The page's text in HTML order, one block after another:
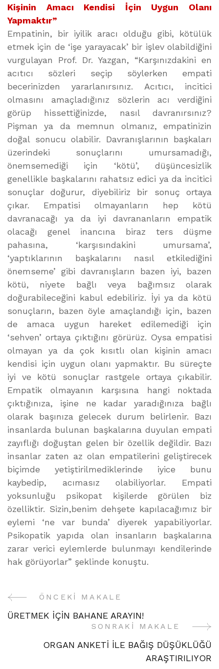
Kişinin Amacı Kendisi İçin Uygun Olanı
Yapmaktır”
Empatinin, bir iyilik aracı olduğu gibi, kötülük
etmek için de ‘işe yarayacak’ bir işlev olabildiğini
vurgulayan Prof. Dr. Yazgan, “Karşınızdakini en
acıtıcı sözleri seçip söylerken empati
becerinizden yararlanırsınız. Acıtıcı, incitici
olmasını amaçladığınız sözlerin acı verdiğini
görüp hissettiğinizde, nasıl davranırsınız?
Pişman ya da memnun olmanız, empatinizin
doğal sonucu olabilir. Davranışlarının başkaları
üzerindeki sonuçlarını umursamadığı,
önemsemediği için ‘kötü’, düşüncesizlik
genellikle başkalarını rahatsız edici ya da incitici
sonuçlar doğurur, diyebiliriz bir sonuç ortaya
çıkar. Empatisi olmayanların hep kötü
davranacağı ya da iyi davrananların empatik
olacağı genel inancına biraz ters düşme
pahasına, ‘karşısındakini umursama’,
‘yaptıklarının başkalarını nasıl etkilediğini
önemseme’ gibi davranışların bazen iyi, bazen
kötü, niyete bağlı veya bağımsız olarak
doğurabileceğini kabul edebiliriz. İyi ya da kötü
sonuçların, bazen öyle amaçlandığı için, bazen
de amaca uygun hareket edilemediği için
‘sehven’ ortaya çıktığını görürüz. Oysa empatisi
olmayan ya da çok kısıtlı olan kişinin amacı
kendisi için uygun olanı yapmaktır. Bu süreçte
iyi ve kötü sonuçlar rastgele ortaya çıkabilir.
Empatik olmayanın karşısına hangi noktada
çıktığınıza, işine ne kadar yaradığınıza bağlı
olarak başınıza gelecek durum belirlenir. Bazı
insanlarda bulunan başkalarına duyulan empati
zayıflığı doğuştan gelen bir özellik değildir. Bazı
insanlar zaten az olan empatilerini geliştirecek
biçimde yetiştirilmediklerinde iyice bunu
kaybedip, acımasız olabiliyorlar. Empati
yoksunluğu psikopat kişilerde görülen biz
özelliktir. Sizin,benim dehşete kapılacağımız bir
eylemi ‘ne var bunda’ diyerek yapabiliyorlar.
Psikopatik yapıda olan insanların başkalarına
zarar verici eylemlerde bulunmayı kendilerinde
hak görüyorlar” şeklinde konuştu.
YazıÖNCEKI MAKALE
ÜRETMEK İÇİN BAHANE ARAYIN!
SONRAKI MAKALE
ORGAN ANKETİ İLE BAĞIŞ DÜŞÜKLÜĞÜ
ARAŞTIRILIYOR